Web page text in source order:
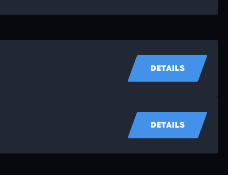
DETAILS
DETAILS